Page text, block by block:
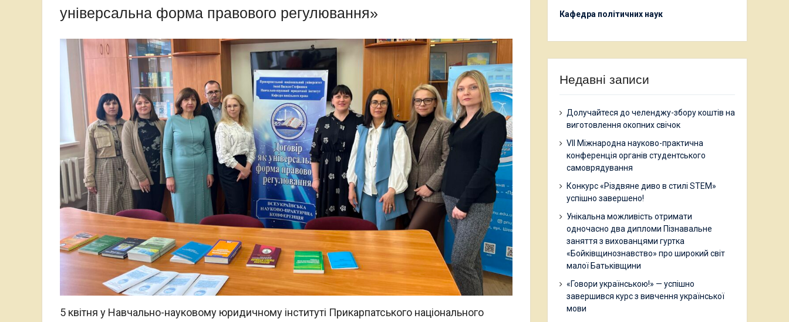
універсальна форма правового регулювання»
5 квітня у Навчально-науковому юридичному інституті Прикарпатського національного
Кафедра політичних наук
Недавні записи
Долучайтеся до челенджу-збору коштів на
виготовлення окопних свічок
VII Міжнародна науково-практична
конференція органів студентського
самоврядування
Конкурс «Різдвяне диво в стилі STEM»
успішно завершено!
Унікальна можливість отримати
одночасно два дипломи Пізнавальне
заняття з вихованцями гуртка
«Бойківщинознавство» про широкий світ
малої Батьківщини
«Говори українською!» — успішно
завершився курс з вивчення української
мови